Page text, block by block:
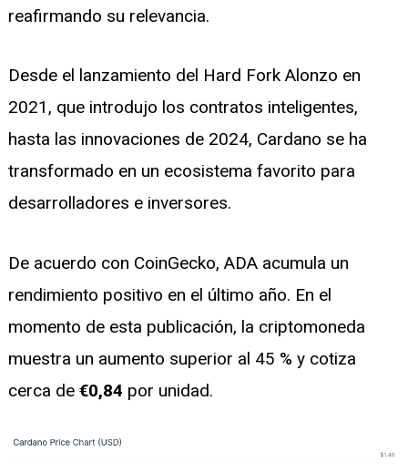
reafirmando su relevancia.
Desde el lanzamiento del Hard Fork Alonzo en
2021, que introdujo los contratos inteligentes,
hasta las innovaciones de 2024, Cardano se ha
transformado en un ecosistema favorito para
desarrolladores e inversores.
De acuerdo con CoinGecko, ADA acumula un
rendimiento positivo en el último año. En el
momento de esta publicación, la criptomoneda
muestra un aumento superior al 45 % y cotiza
cerca de €0,84 por unidad.